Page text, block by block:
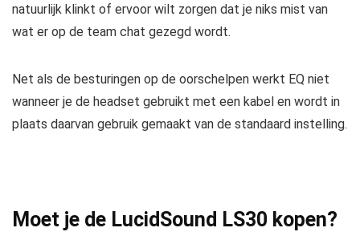
natuurlijk klinkt of ervoor wilt zorgen dat je niks mist van
wat er op de team chat gezegd wordt.
Net als de besturingen op de oorschelpen werkt EQ niet
wanneer je de headset gebruikt met een kabel en wordt in
plaats daarvan gebruik gemaakt van de standaard instelling.
Moet je de LucidSound LS30 kopen?